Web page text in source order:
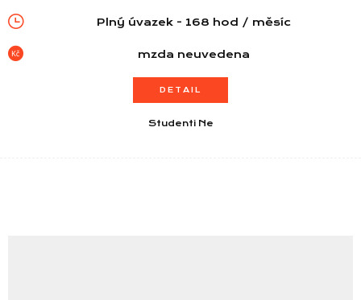
Plný úvazek - 168 hod / měsíc
mzda neuvedena
DETAIL
Studenti Ne